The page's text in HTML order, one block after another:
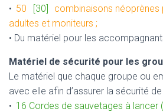
• 50 [30]
combinaisons néoprènes
adultes et moniteurs ;
• Du matériel pour les
Matériel de sécurité pour les
Le matériel que chaque groupe ou
avec elle afin d’assurer la sécurité
• 16 Cordes de sauvetages à lancer